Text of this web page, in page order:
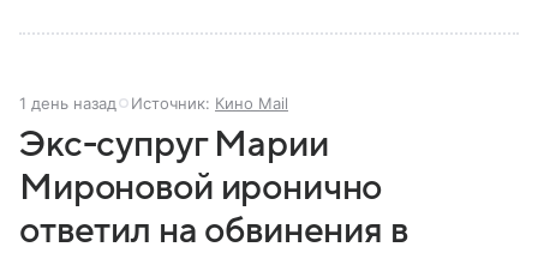
1 день назад Источник: Кино Mail
Экс-супруг Марии
Мироновой иронично
ответил на обвинения в